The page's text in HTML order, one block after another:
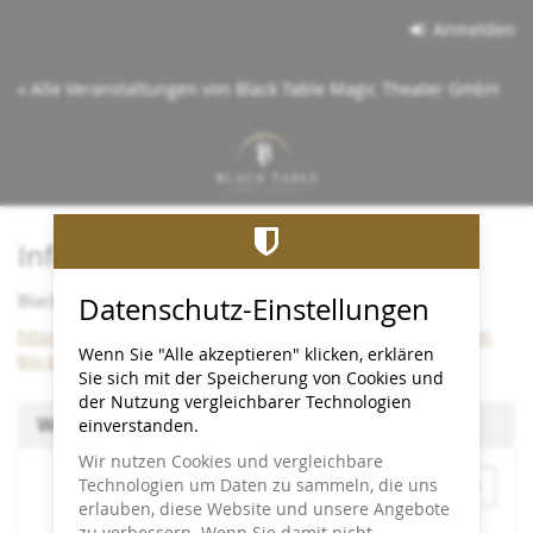
springen
Anmelden
« Alle Veranstaltungen von Black Table Magic Theater GmbH
Info:
Black Table bleibt bis Dezember 2026 im Cineplex
https://www.black-table.de/wichtige-info-black-table-bleibt-
bis-dezember-2026-im-cineplex/
Wählen Sie einen Termin aus
Monat
Datenschutz-Einstellungen
Wenn Sie "Alle akzeptieren" klicken, erklären
Sie sich mit der Speicherung von Cookies und
der Nutzung vergleichbarer Technologien
einverstanden.
Wir nutzen Cookies und vergleichbare
Technologien um Daten zu sammeln, die uns
erlauben, diese Website und unsere Angebote